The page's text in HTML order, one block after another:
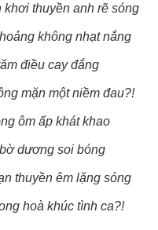
khơi thuyền anh rẽ sóng
không nhạt nắng
điều cay đắng
mặn một niềm đau?!
ôm ấp khát khao
dương soi bóng
thuyền êm lặng sóng
hoà khúc tình ca?!